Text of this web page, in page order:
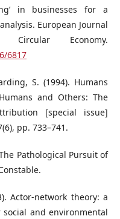
in businesses for a
European Journal
Economy.
6817
S. (1994). Humans
and Others: The
[special issue]
pp. 733–741.
Pathological Pursuit of
Actor-network theory: a
and environmental